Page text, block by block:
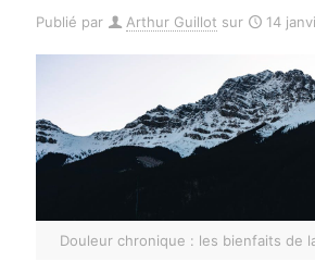
Publié par Arthur Guillot sur 14
Douleur chronique : les bienfaits de